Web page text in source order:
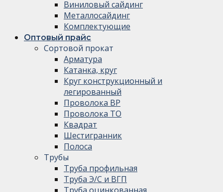
Виниловый сайдинг
Металлосайдинг
Комплектующие
Оптовый прайс
Сортовой прокат
Арматура
Катанка, круг
Круг конструкционный и
легированный
Проволока ВР
Проволока ТО
Квадрат
Шестигранник
Полоса
Трубы
Труба профильная
Труба Э/С и ВГП